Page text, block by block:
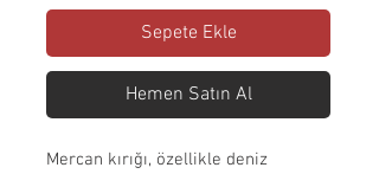
Sepete Ekle
Hemen Satın Al
Mercan kırığı, özellikle deniz